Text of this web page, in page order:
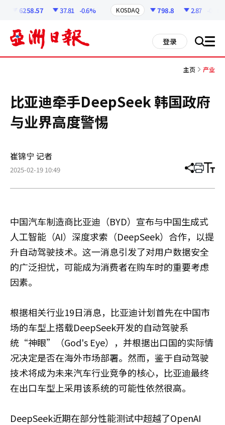
6258.57 37.81 -0.6% KOSDAQ 798.8 2.87 -0.36%
登录 搜 all
主页 产业
比亚迪牵手DeepSeek 韩国政府
与业界高度警惕
崔锦宁 记者
2025-02-19 10:49 分
章
打 调
小
中国汽车制造商比亚迪（BYD）宣布与中国生成式
人工智能（AI）深度求索（DeepSeek）合作，以提
升自动驾驶技术。这一消息引发了对用户数据安全
的广泛担忧，可能成为消费者在购车时的重要考虑
因素。
根据相关行业19日消息，比亚迪计划首先在中国市
场的车型上搭载DeepSeek开发的自动驾驶系
统“神眼”（God's Eye），并根据出口国的实际情
况决定是否在海外市场部署。然而，鉴于自动驾驶
技术将成为未来汽车行业竞争的核心，比亚迪最终
在出口车型上采用该系统的可能性依然很高。
DeepSeek近期在部分性能测试中超越了OpenAI